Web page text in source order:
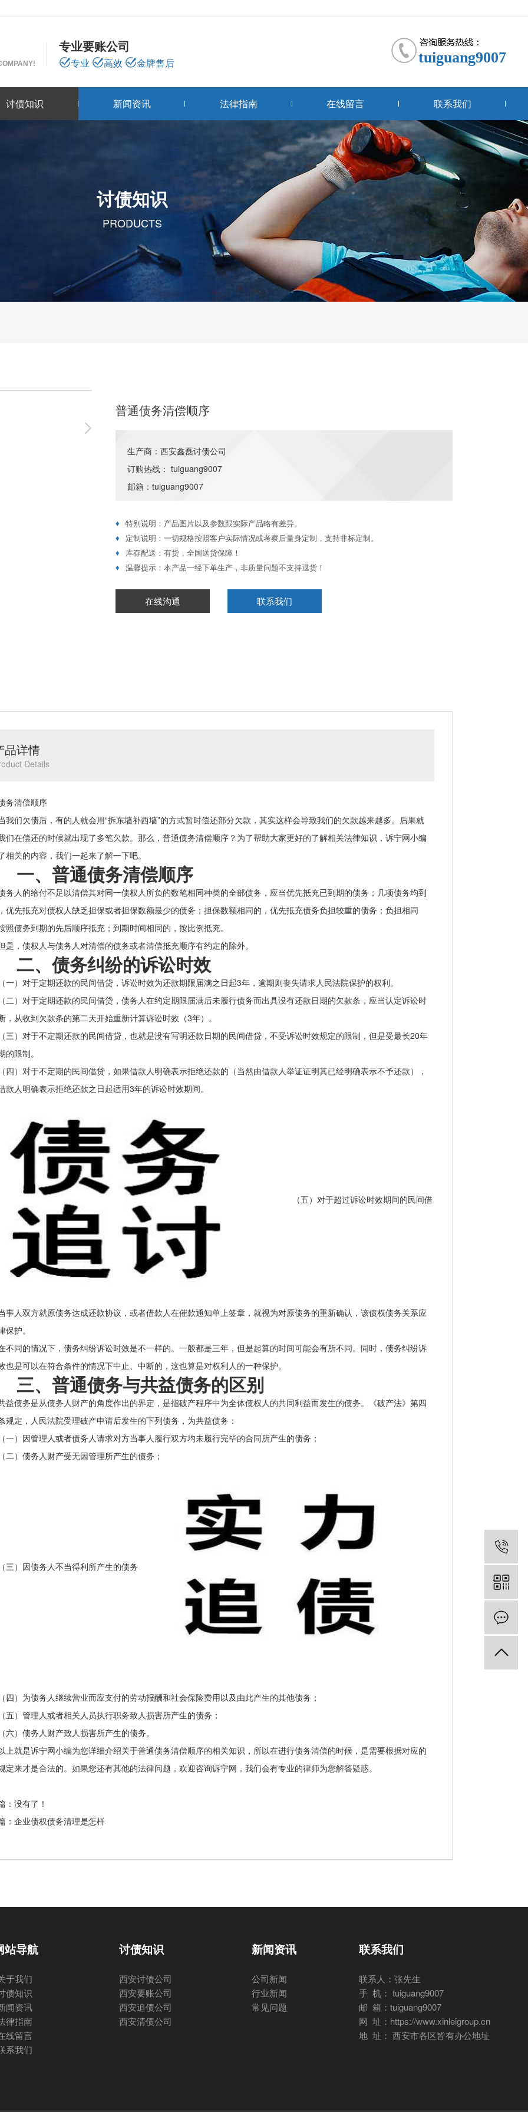
专业要账公司
专业 高效 金牌售后 tuiguang9007
讨债知识 新闻资讯 法律指南 在线留言 联系我们
讨债知识
PRODUCTS
普通债务清偿顺序
生产商：西安鑫磊讨债公司
订购热线： tuiguang9007
邮箱：tuiguang9007
♦ 特别说明：产品图片以及参数跟实际产品略有差异。
♦
定制说明：一切规格按照客户实际情况或考察后量身定制，支持非标定制。
♦
库存配送：有货，全国送货保障！
♦ 温馨提示：本产品一经下单生产，非质量问题不支持退货！
在线沟通 联系我们
品详情
Details
务清偿顺序
们欠债后，有的人就会用“拆东墙补西墙”的方式暂时偿还部分欠款，其实这样会导致我们的欠款越来越多。后果就
们在偿还的时候就出现了多笔欠款。那么，普通债务清偿顺序？为了帮助大家更好的了解相关法律知识，诉宁网小编
相关的内容，我们一起来了解一下吧。
、普通债务清偿顺序
人的给付不足以清偿其对同一债权人所负的数笔相同种类的全部债务，应当优先抵充已到期的债务；几项债务均到
优先抵充对债权人缺乏担保或者担保数额最少的债务；担保数额相同的，优先抵充债务负担较重的债务；负担相同
照债务到期的先后顺序抵充；到期时间相同的，按比例抵充。
，债权人与债务人对清偿的债务或者清偿抵充顺序有约定的除外。
、债务纠纷的诉讼时效
）对于定期还款的民间借贷，诉讼时效为还款期限届满之日起3年，逾期则丧失请求人民法院保护的权利。
）对于定期还款的民间借贷，债务人在约定期限届满后未履行债务而出具没有还款日期的欠款条，应当认定诉讼时
，从收到欠款条的第二天开始重新计算诉讼时效（3年）。
）对于不定期还款的民间借贷，也就是没有写明还款日期的民间借贷，不受诉讼时效规定的限制，但是受最长20年
的限制。
）对于不定期的民间借贷，如果借款人明确表示拒绝还款的（当然由借款人举证证明其已经明确表示不予还款），
款人明确表示拒绝还款之日起适用3年的诉讼时效期间。
（五）对于超过诉讼时效期间的民间借
事人双方就原债务达成还款协议，或者借款人在催款通知单上签章，就视为对原债务的重新确认，该债权债务关系应
保护。
同的情况下，债务纠纷诉讼时效是不一样的。一般都是三年，但是起算的时间可能会有所不同。同时，债务纠纷诉
也是可以在符合条件的情况下中止、中断的，这也算是对权利人的一种保护。
、普通债务与共益债务的区别
债务是从债务人财产的角度作出的界定，是指破产程序中为全体债权人的共同利益而发生的债务。《破产法》第四
规定，人民法院受理破产申请后发生的下列债务，为共益债务：
）因管理人或者债务人请求对方当事人履行双方均未履行完毕的合同所产生的债务；
）债务人财产受无因管理所产生的债务；
）因债务人不当得利所产生的债务
）为债务人继续营业而应支付的劳动报酬和社会保险费用以及由此产生的其他债务；
）管理人或者相关人员执行职务致人损害所产生的债务；
）债务人财产致人损害所产生的债务。
就是诉宁网小编为您详细介绍关于普通债务清偿顺序的相关知识，所以在进行债务清偿的时候，是需要根据对应的
定来才是合法的。如果您还有其他的法律问题，欢迎咨询诉宁网，我们会有专业的律师为您解答疑惑。
：没有了！
：企业债权债务清理是怎样
站导航
于我们
债知识
闻资讯
律指南
线留言
系我们
讨债知识
西安讨债公司
西安要账公司
西安追债公司
西安清债公司
新闻资讯
公司新闻
行业新闻
常见问题
联系我们
联系人：张先生
手 机： tuiguang9007
邮 箱：tuiguang9007
网 址：https://www.xinleigroup.cn
地 址： 西安市各区皆有办公地址